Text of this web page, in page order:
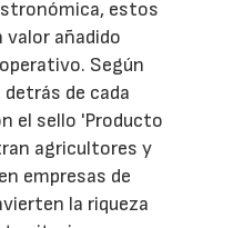
estos
añadido
Según
de cada
el sello 'Producto
agricultores y
empresas de
la riqueza